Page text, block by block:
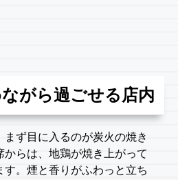
がら過ごせる店内
ず目に入るのが炭火の焼き
らは、地鶏が焼き上がって
す。煙と香りがふわっと立ち